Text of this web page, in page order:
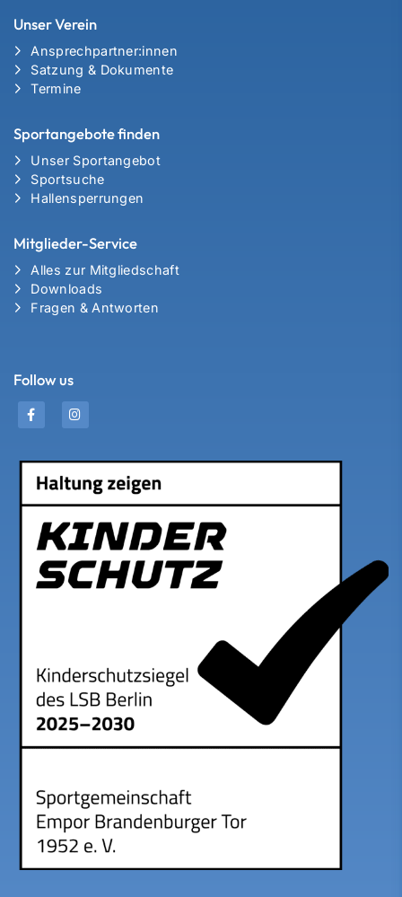
Unser Verein
Ansprechpartner:innen
Satzung & Dokumente
Termine
Sportangebote finden
Unser Sportangebot
Sportsuche
Hallensperrungen
Mitglieder-Service
Alles zur Mitgliedschaft
Downloads
Fragen & Antworten
Follow us